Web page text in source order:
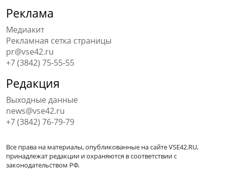
Реклама
Медиакит
Рекламная сетка страницы
pr@vse42.ru
+7 (3842) 75-55-55
Редакция
Выходные данные
news@vse42.ru
+7 (3842) 76-79-79
Все права на материалы, опубликованные на сайте VSE42.RU,
принадлежат редакции и охраняются в соответствии с
законодательством РФ.